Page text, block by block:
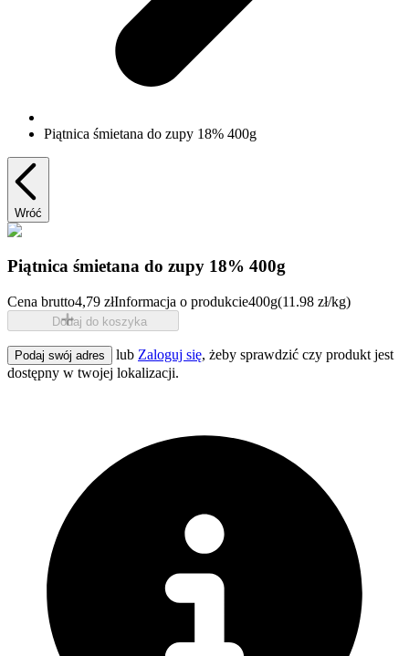
Piątnica śmietana do zupy 18% 400g
Wróć
Piątnica śmietana do zupy 18% 400g
Cena brutto4,79 złInformacja o produkcie400g(11.98 zł/kg)
Dodaj do koszyka
Podaj swój adres lub Zaloguj się, żeby sprawdzić czy produkt jest
dostępny w twojej lokalizacji.